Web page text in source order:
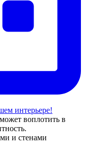
интерьере!
воплотить в
и стенами